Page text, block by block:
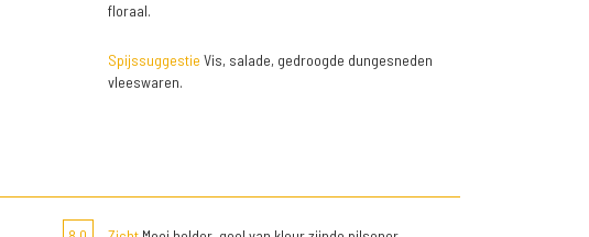
floraal.
Spijssuggestie Vis, salade, gedroogde dungesneden
vleeswaren.